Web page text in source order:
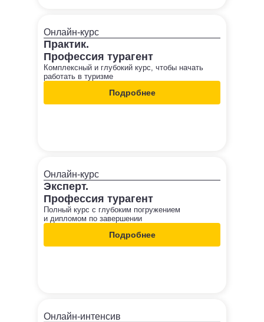
Онлайн-курс
Практик.
Профессия турагент
Комплексный и глубокий курс, чтобы начать
работать в туризме
Подробнее
Онлайн-курс
Эксперт.
Профессия турагент
Полный курс с глубоким погружением
и дипломом по завершении
Подробнее
Онлайн-интенсив